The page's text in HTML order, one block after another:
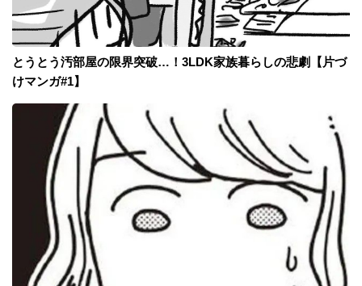
とうとう汚部屋の限界突破…！3LDK家族暮らしの悲劇【片づ
けマンガ#1】